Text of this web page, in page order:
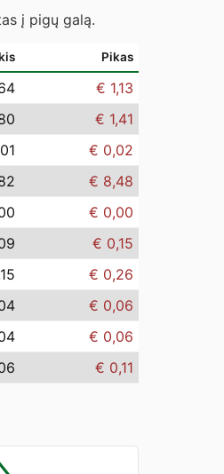
į pigų galą.
Pikas
€ 1,13
€ 1,41
€ 0,02
€ 8,48
€ 0,00
€ 0,15
€ 0,26
€ 0,06
€ 0,06
€ 0,11